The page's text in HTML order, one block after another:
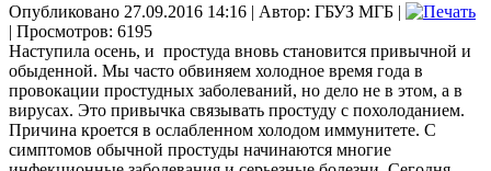
Опубликовано 27.09.2016 14:16 | Автор: ГБУЗ МГБ |
| Просмотров: 6195
Наступила осень, и простуда вновь становится привычной и
обыденной. Мы часто обвиняем холодное время года в
провокации простудных заболеваний, но дело не в этом, а в
вирусах. Это привычка связывать простуду с похолоданием.
Причина кроется в ослабленном холодом иммунитете. С
симптомов обычной простуды начинаются многие